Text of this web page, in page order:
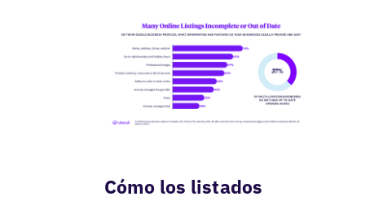
Cómo los listados